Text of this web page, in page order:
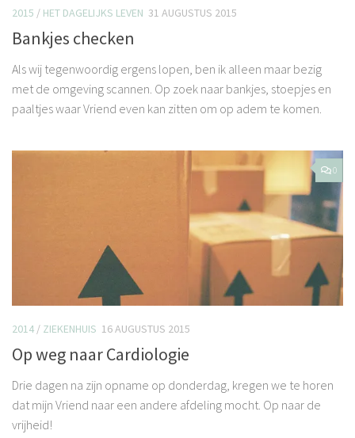
2015 / HET DAGELIJKS LEVEN 31 AUGUSTUS 2015
Bankjes checken
Als wij tegenwoordig ergens lopen, ben ik alleen maar bezig
met de omgeving scannen. Op zoek naar bankjes, stoepjes en
paaltjes waar Vriend even kan zitten om op adem te komen.
0
2014 / ZIEKENHUIS 16 AUGUSTUS 2015
Op weg naar Cardiologie
Drie dagen na zijn opname op donderdag, kregen we te horen
dat mijn Vriend naar een andere afdeling mocht. Op naar de
vrijheid!